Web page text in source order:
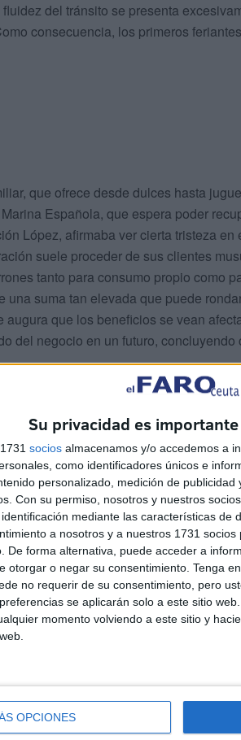
Su privacidad es
socios almacenamos y/o accedemos a
como identificadores únicos e
personalizado, medición de
Con su permiso, nosotros y nuestros
mediante las características de
a nosotros y a nuestros 1731
De forma alternativa, puede acceder a
otorgar o negar su consentimiento. Tenga
no requerir de su consentimiento, pero
se aplicarán solo a este sitio
momento volviendo a este sitio y
OPCIONES
del tránsito se presenta
consecuencia, los primeros
que ofrece desde dulces hasta
Española, que espera poder
López, afirmaba ver cierta tristeza en
suele proceder de sus clientes
tanto para consumo propio como
una suma tan elevada que puede
que los beneficios se vean
del negocio en un futuro, concluyendo
volver a la vida”, “queremos
adultos como los más pequeños
vez más preparada.